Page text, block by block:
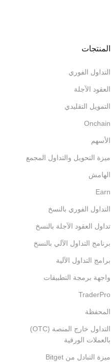
المنتجات
التداول الفوري
العقود الآجلة
التمويل التقليدي
Onchain
الأسهم
ميزة التحويل والتداول المجمع
الهامش
Earn
التداول الفوري بالنسخ
تداول العقود الآجلة بالنسخ
برنامج التداول الآلي بالنسخ
برامج التداول الآلية
واجهة برمجة التطبيقات
TraderPro
المحفظة
التداول خارج المنصة (OTC)
بالعملات الورقية
ميزة التبادل من Bitget